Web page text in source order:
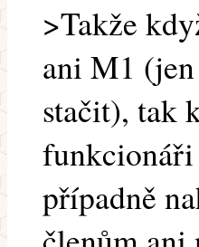
>Takže
ani M1
stačit), tak
funkcionáři
případně